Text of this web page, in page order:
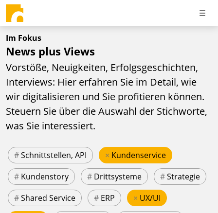
Im Fokus
News plus Views
Vorstöße, Neuigkeiten, Erfolgsgeschichten,
Interviews: Hier erfahren Sie im Detail, wie
wir digitalisieren und Sie profitieren können.
Steuern Sie über die Auswahl der Stichworte,
was Sie interessiert.
#Schnittstellen, API × Kundenservice
# Kundenstory # Drittsysteme #Strategie
#Shared Service # ERP × UX/UI